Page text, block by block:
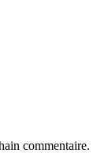
commentaire.